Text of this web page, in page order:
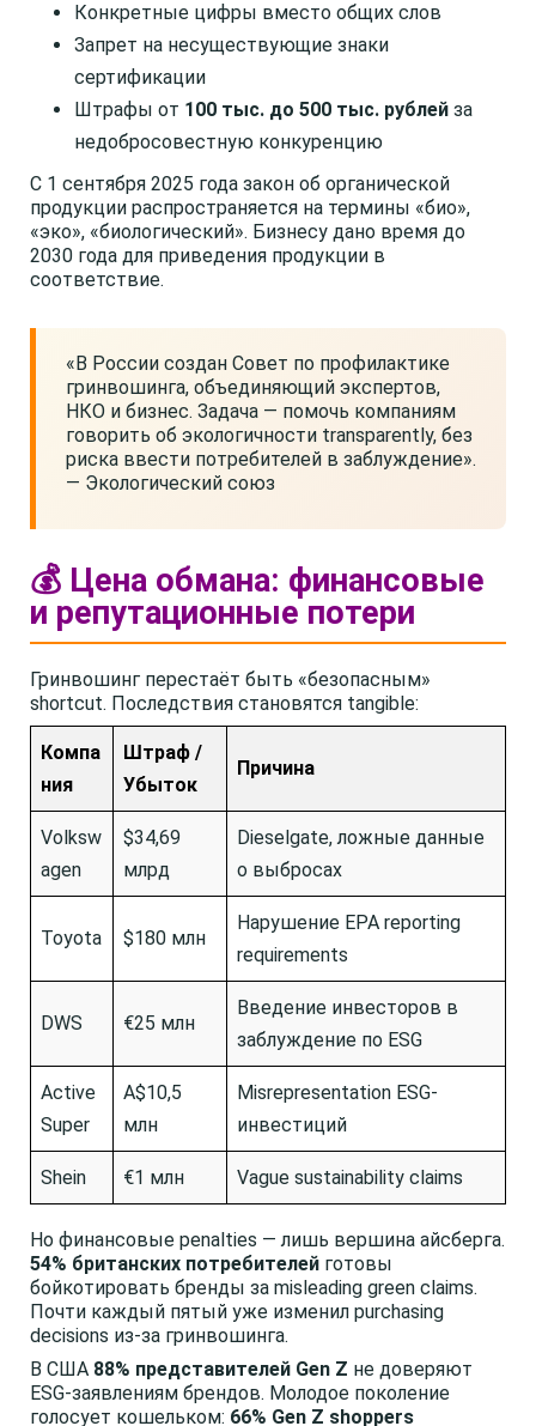
Конкретные цифры вместо общих слов
Запрет на несуществующие знаки
сертификации
Штрафы от 100 тыс. до 500 тыс. рублей за
недобросовестную конкуренцию
С 1 сентября 2025 года закон об органической
продукции распространяется на термины «био»,
«эко», «биологический». Бизнесу дано время до
2030 года для приведения продукции в
соответствие.
«В России создан Совет по профилактике
гринвошинга, объединяющий экспертов,
НКО и бизнес. Задача — помочь компаниям
говорить об экологичности transparently, без
риска ввести потребителей в заблуждение».
— Экологический союз
💰 Цена обмана: финансовые
и репутационные потери
Гринвошинг перестаёт быть «безопасным»
shortcut. Последствия становятся tangible:
Компа
ния
Штраф /
Убыток
Причина
Volksw
agen
$34,69
млрд
Dieselgate, ложные данные
о выбросах
Toyota $180 млн
Нарушение EPA reporting
requirements
DWS €25 млн
Введение инвесторов в
заблуждение по ESG
Active
Super
A$10,5
млн
Misrepresentation ESG-
инвестиций
Shein €1 млн Vague sustainability claims
Но финансовые penalties — лишь вершина айсберга.
54% британских потребителей готовы
бойкотировать бренды за misleading green claims.
Почти каждый пятый уже изменил purchasing
decisions из-за гринвошинга.
В США 88% представителей Gen Z не доверяют
ESG-заявлениям брендов. Молодое поколение
голосует кошельком: 66% Gen Z shoppers